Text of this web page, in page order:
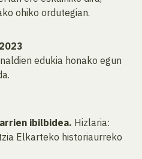
ohiko ordutegian.
edukia honako egun
ibilbidea. Hizlaria:
Elkarteko historiaurreko